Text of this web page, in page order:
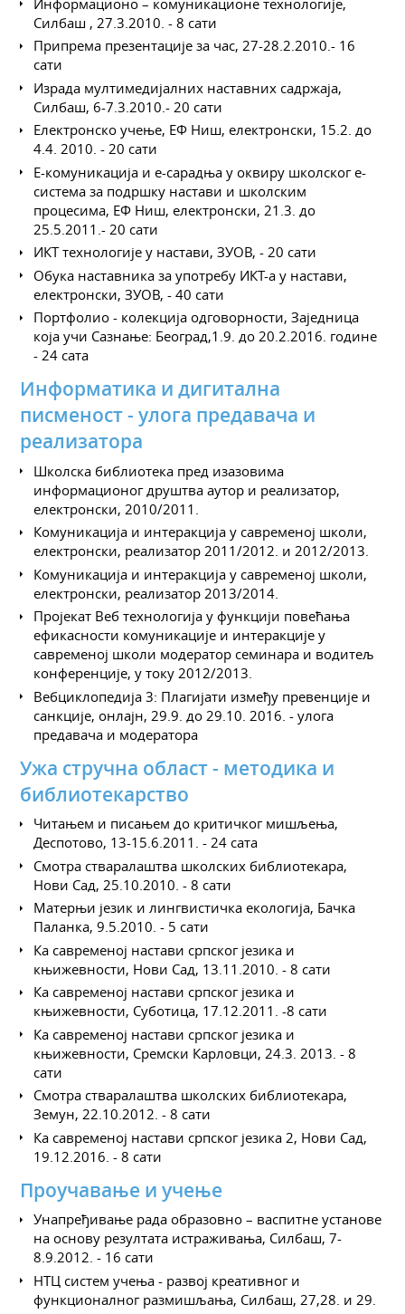
Силбаш , 27.3.2010. - 8 сати
Припрема презентације за час, 27-28.2.2010.- 16
сати
Израда мултимедијалних наставних садржаја,
Силбаш, 6-7.3.2010.- 20 сати
Електронско учење, ЕФ Ниш, електронски, 15.2. до
4.4. 2010. - 20 сати
Е-комуникација и е-сарадња у оквиру школског е-
система за подршку настави и школским
процесима, ЕФ Ниш, електронски, 21.3. до
25.5.2011.- 20 сати
ИКТ технологије у настави, ЗУОВ, - 20 сати
Обука наставника за употребу ИКТ-а у настави,
електронски, ЗУОВ, - 40 сати
Портфолио - колекција одговорности, Заједница
која учи Сазнање: Београд,1.9. до 20.2.2016. године
- 24 сата
Информатика и дигитална
писменост - улога предавача и
реализатора
Школска библиотека пред изазовима
информационог друштва аутор и реализатор,
електронски, 2010/2011.
Комуникација и интеракција у савременој школи,
електронски, реализатор 2011/2012. и 2012/2013.
Комуникација и интеракција у савременој школи,
електронски, реализатор 2013/2014.
Пројекат Веб технологија у функцији повећања
ефикасности комуникације и интеракције у
савременој школи модератор семинара и водитељ
конференције, у току 2012/2013.
Вебциклопедија 3: Плагијати између превенције и
санкције, онлајн, 29.9. до 29.10. 2016. - улога
предавача и модератора
Ужа стручна област - методика и
библиотекарство
Читањем и писањем до критичког мишљења,
Деспотово, 13-15.6.2011. - 24 сата
Смотра стваралаштва школских библиотекара,
Нови Сад, 25.10.2010. - 8 сати
Матерњи језик и лингвистичка екологија, Бачка
Паланка, 9.5.2010. - 5 сати
Ка савременој настави српског језика и
књижевности, Нови Сад, 13.11.2010. - 8 сати
Ка савременој настави српског језика и
књижевности, Суботица, 17.12.2011. -8 сати
Ка савременој настави српског језика и
књижевности, Сремски Карловци, 24.3. 2013. - 8
сати
Смотра стваралаштва школских библиотекара,
Земун, 22.10.2012. - 8 сати
Ка савременој настави српског језика 2, Нови Сад,
19.12.2016. - 8 сати
Проучавање и учење
Унапређивање рада образовно – васпитне установе
на основу резултата истраживања, Силбаш, 7-
8.9.2012. - 16 сати
НТЦ систем учења - развој креативног и
функционалног размишљања, Силбаш, 27,28. и 29.